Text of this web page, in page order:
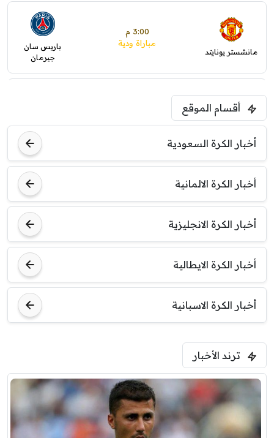
مانشستر يونايتد
3:00 م
مباراة ودية
باريس سان
جيرمان
فرينتسفاروشي
ودية( ابو ظبي الرياضية -TV )
ريال مدريد
برشلونة
7:00 م
نوتنغهام فورست
مباراة ودية
برشلونة
أقسام الموقع
أخبار الكرة السعودية
أخبار الكرة الالمانية
أخبار الكرة الانجليزية
أخبار الكرة الايطالية
أخبار الكرة الاسبانية
ترند الأخبار